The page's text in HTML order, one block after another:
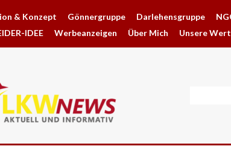
& Konzept Gönnergruppe Darlehensgruppe
IDEE
Werbeanzeigen Über Mich Unsere